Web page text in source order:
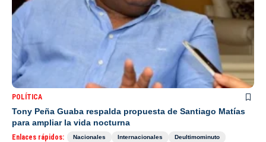
POLÍTICA
Tony Peña Guaba respalda propuesta de Santiago Matías
para ampliar la vida nocturna
Enlaces rápidos: Nacionales Internacionales
Deultimominuto